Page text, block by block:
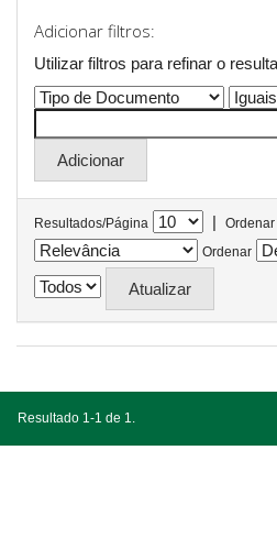
Adicionar filtros:
Utilizar filtros para refinar o
Resultados/Página |
Ordenar
Resultado 1-1 de 1.